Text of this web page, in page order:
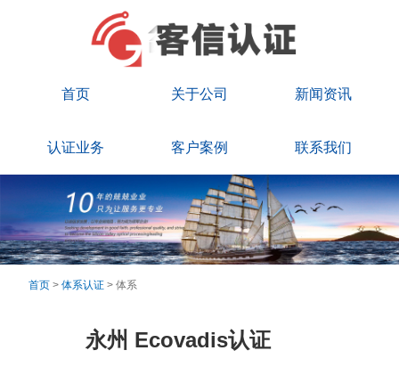
首页 关于公司 新闻资讯
认证业务 客户案例 联系我们
首页 > 体系认证 > 体系
永州 Ecovadis认证